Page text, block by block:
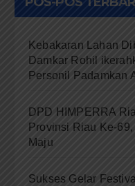
Kebakaran Lahan
Damkar Rohil
Personil Padamkan
DPD HIMPERRA
Provinsi Riau Ke-
Maju
Sukses Gelar